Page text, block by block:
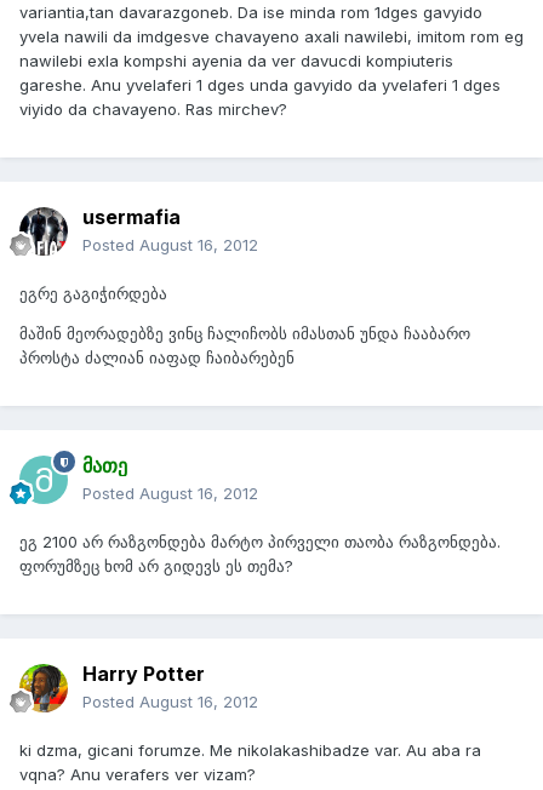
variantia,tan davarazgoneb. Da ise minda rom 1dges gavyido
yvela nawili da imdgesve chavayeno axali nawilebi, imitom rom eg
nawilebi exla kompshi ayenia da ver davucdi kompiuteris
gareshe. Anu yvelaferi 1 dges unda gavyido da yvelaferi 1 dges
viyido da chavayeno. Ras mirchev?
usermafia
Posted August 16, 2012
ეგრე გაგიჭირდება
მაშინ მეორადებზე ვინც ჩალიჩობს იმასთან უნდა ჩააბარო
პროსტა ძალიან იაფად ჩაიბარებენ
მათე
Posted August 16, 2012
ეგ 2100 არ რაზგონდება მარტო პირველი თაობა რაზგონდება.
ფორუმზეც ხომ არ გიდევს ეს თემა?
Harry Potter
Posted August 16, 2012
ki dzma, gicani forumze. Me nikolakashibadze var. Au aba ra
vqna? Anu verafers ver vizam?